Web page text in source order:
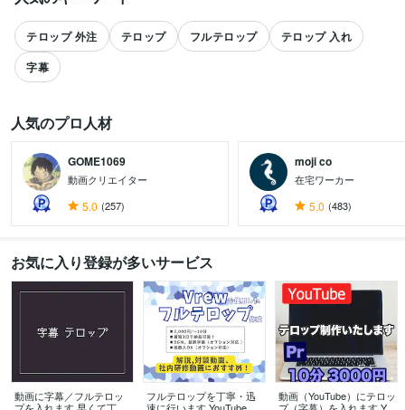
テロップ 外注 テロップ フルテロップ
テロップ 入れ
字幕
人気のプロ人材
GOME1069
動画クリエイター
5.0 (257)
moji co
在宅ワーカー
5.0 (483)
お気に入り登録が多いサービス
動画に字幕／フルテロッ
フルテロップを丁寧・迅
動画（YouTube）にテロッ